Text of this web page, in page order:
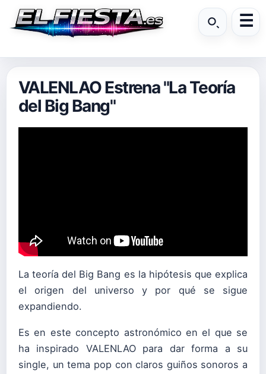
VALENLAO Estrena "La Teoría
del Big Bang"
La teoría del Big Bang es la hipótesis que explica
el origen del universo y por qué se sigue
expandiendo.
Es en este concepto astronómico en el que se
ha inspirado VALENLAO para dar forma a su
single, un tema pop con claros guiños sonoros a